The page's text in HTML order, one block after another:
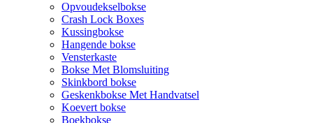
Opvoudekselbokse
Crash Lock Boxes
Kussingbokse
Hangende bokse
Vensterkaste
Bokse Met Blomsluiting
Skinkbord bokse
Geskenkbokse Met Handvatsel
Koevert bokse
Boekbokse